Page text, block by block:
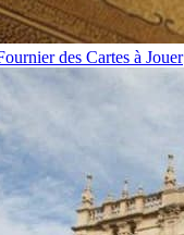
des Cartes à Jouer